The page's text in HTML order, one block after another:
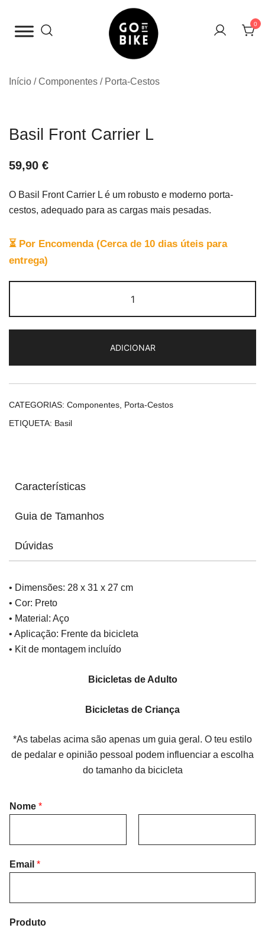
Go By Bike
0
Início /Componentes / Porta-Cestos
Basil Front Carrier L
59,90 €
O Basil Front Carrier L é um robusto e moderno porta-
cestos, adequado para as cargas mais pesadas.
⏳ Por Encomenda (Cerca de 10 dias úteis para
entrega)
de
Basil
Carrier
L
ADICIONAR
CATEGORIAS: Componentes Porta-Cestos
ETIQUETA: Basil
Características
Guia de Tamanhos
Dúvidas
• Dimensões: 28 x 31 x 27 cm
• Cor: Preto
• Material: Aço
• Aplicação: Frente da bicicleta
• Kit de montagem incluído
Bicicletas de Adulto
Bicicletas de Criança
*As tabelas acima são apenas um guia geral. O teu estilo
de pedalar e opinião pessoal podem influenciar a escolha
do tamanho da bicicleta
Nome *
t
Email *
Produto